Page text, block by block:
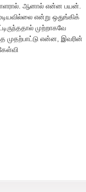
ஆனால் என்ன பயன்.
என்று ஒதுங்கிக்
முற்றாகவே
முதற்பாட்டு என்ன, இவரின்